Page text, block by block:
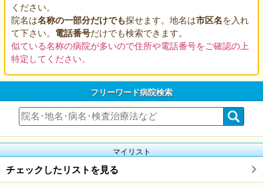
ください。
院名は名称の一部分だけでも探せます。地名は市区名を入れ
て下さい。 電話番号だけでも検索できます。
似ている名称の病院が多いので住所や電話番号をご確認の上
特定してください。
フリーワード病院検索
マイリスト
チェックしたリストを見る